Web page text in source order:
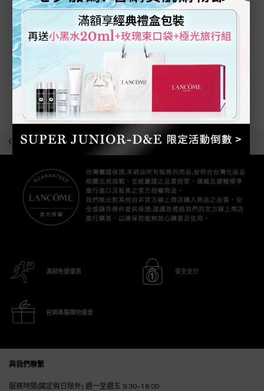
撰寫評論
目前沒有任何評論
為產品留下評論吧!
回到上一頁
滿額免運優惠 安全支付
官網專屬購物優惠
與我們聯繫
服務時間(國定假日除外) 週一至週五 9:30~18:00